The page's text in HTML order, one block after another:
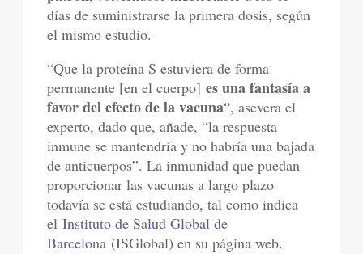
días de suministrarse la primera dosis, según
el mismo estudio.
“Que la proteína S estuviera de forma
permanente [en el cuerpo]es una fantasía a
favor del efecto de la vacuna“, asevera el
experto, dado que, añade, “la respuesta
inmune se mantendría y no habría una bajada
de anticuerpos”. La inmunidad que puedan
proporcionar las vacunas a largo plazo
todavía se está estudiando, tal como indica
elInstituto de Salud Global de
Barcelona (ISGlobal) en su página web.